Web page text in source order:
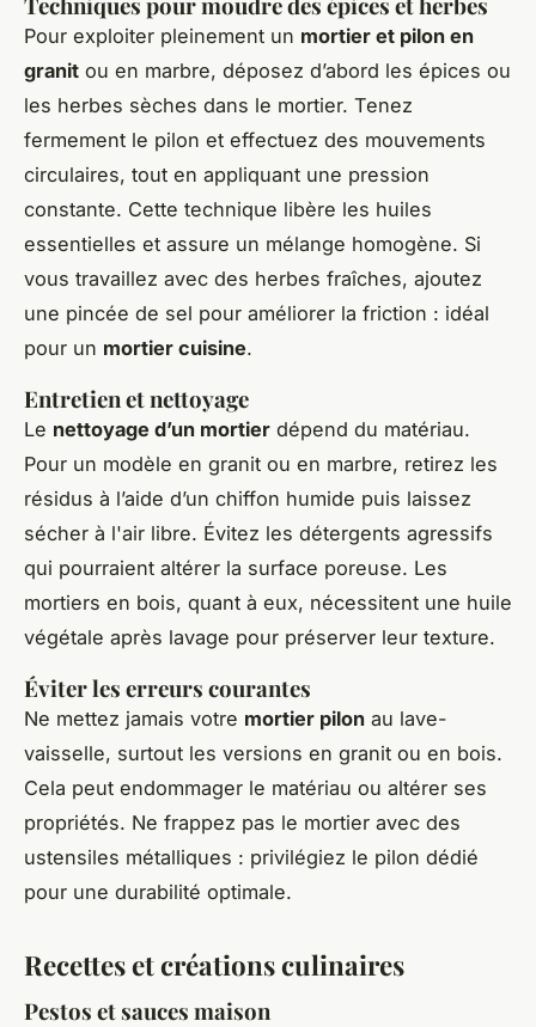
Pour exploiter pleinement un mortier et pilon en
granit ou en marbre, déposez d’abord les épices ou
les herbes sèches dans le mortier. Tenez
fermement le pilon et effectuez des mouvements
circulaires, tout en appliquant une pression
constante. Cette technique libère les huiles
essentielles et assure un mélange homogène. Si
vous travaillez avec des herbes fraîches, ajoutez
une pincée de sel pour améliorer la friction : idéal
pour un mortier cuisine.
Entretien et nettoyage
Le nettoyage d’un mortier dépend du matériau.
Pour un modèle en granit ou en marbre, retirez les
résidus à l’aide d’un chiffon humide puis laissez
sécher à l'air libre. Évitez les détergents agressifs
qui pourraient altérer la surface poreuse. Les
mortiers en bois, quant à eux, nécessitent une huile
végétale après lavage pour préserver leur texture.
Éviter les erreurs courantes
Ne mettez jamais votre mortier pilon au lave-
vaisselle, surtout les versions en granit ou en bois.
Cela peut endommager le matériau ou altérer ses
propriétés. Ne frappez pas le mortier avec des
ustensiles métalliques : privilégiez le pilon dédié
pour une durabilité optimale.
Recettes et créations culinaires
Pestos et sauces maison